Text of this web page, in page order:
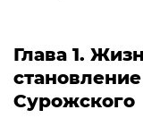
Глава 1.
Сурожского